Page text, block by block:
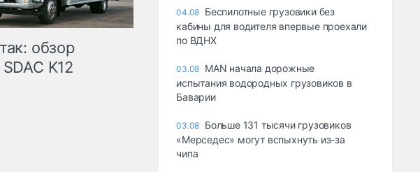
обзор
K12
04.08 Беспилотные грузовики без
кабины для водителя впервые проехали
по ВДНХ
03.08 MAN начала дорожные
испытания водородных грузовиков в
Баварии
03.08 Больше 131 тысячи грузовиков
«Мерседес» могут вспыхнуть из-за
чипа